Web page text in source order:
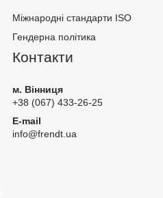
Міжнародні стандарти ISO
Гендерна політика
Контакти
м. Вінниця
+38 (067) 433-26-25
E-mail
info@frendt.ua